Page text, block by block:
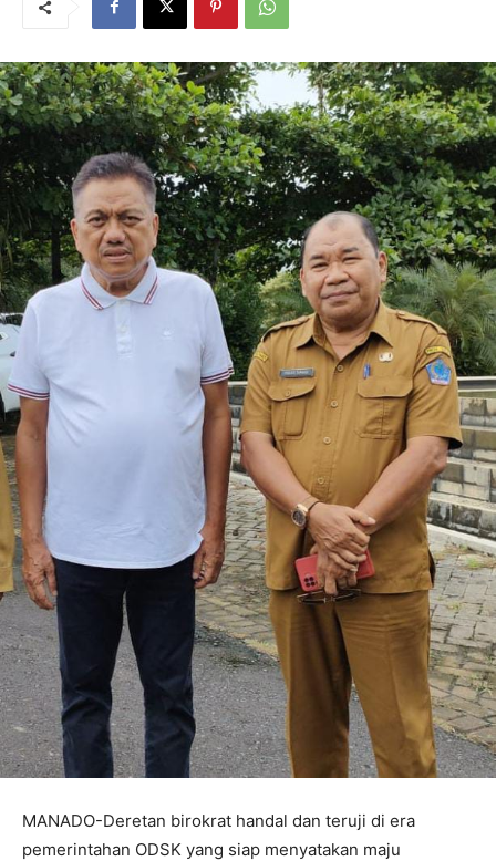
MANADO-Deretan birokrat handal dan teruji di era
pemerintahan ODSK yang siap menyatakan maju